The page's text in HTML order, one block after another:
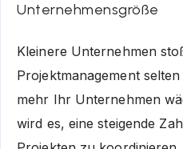
Unternehmensgröße
Kleinere Unternehmen
Projektmanagement
mehr Ihr Unternehmen
wird es, eine steigende